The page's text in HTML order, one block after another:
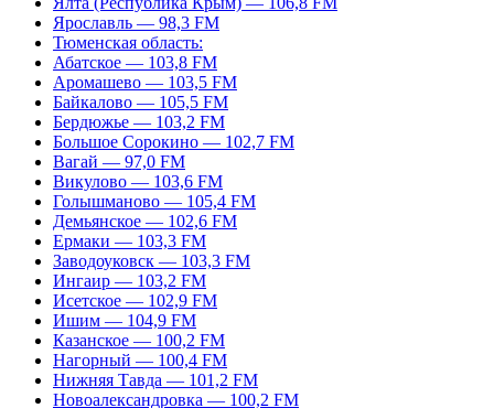
Ярославль — 98,3 FM
Тюменская область:
Абатское — 103,8 FM
Аромашево — 103,5 FM
Байкалово — 105,5 FM
Бердюжье — 103,2 FM
Большое Сорокино — 102,7 FM
Вагай — 97,0 FM
Викулово — 103,6 FM
Голышманово — 105,4 FM
Демьянское — 102,6 FM
Ермаки — 103,3 FM
Заводоуковск — 103,3 FM
Ингаир — 103,2 FM
Исетское — 102,9 FM
Ишим — 104,9 FM
Казанское — 100,2 FM
Нагорный — 100,4 FM
Нижняя Тавда — 101,2 FM
Новоалександровка — 100,2 FM